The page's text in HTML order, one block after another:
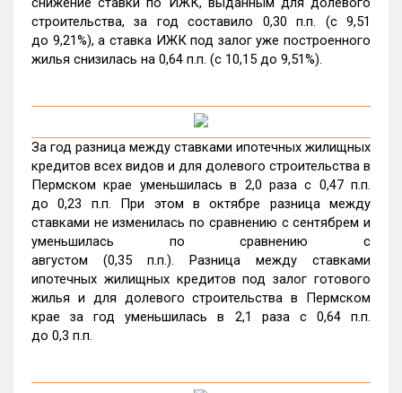
строительства, за год составило 0,30 п.п. (с 9,51
до 9,21%), а ставка ИЖК под залог уже построенного
жилья снизилась на 0,64 п.п. (с 10,15 до 9,51%).
За год разница между ставками ипотечных жилищных
кредитов всех видов и для долевого строительства в
Пермском крае уменьшилась в 2,0 раза с 0,47 п.п.
до 0,23 п.п. При этом в октябре разница между
ставками не изменилась по сравнению с сентябрем и
уменьшилась по сравнению с
августом (0,35 п.п.). Разница между ставками
ипотечных жилищных кредитов под залог готового
жилья и для долевого строительства в Пермском
крае за год уменьшилась в 2,1 раза с 0,64 п.п.
до 0,3 п.п.